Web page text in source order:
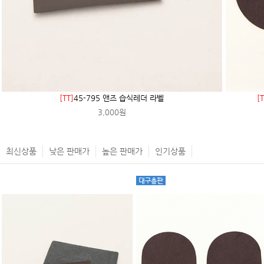
[TT]45-795 앤즈 습식레더 라벨
3,000원
최신상품 낮은 판매가 높은 판매가 인기상품